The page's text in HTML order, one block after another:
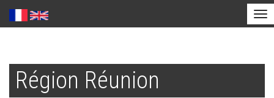
contenu
principal
Région Réunion